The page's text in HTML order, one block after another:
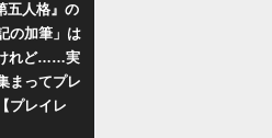
五人格』の
の加筆」は
れど……実
まってプレ
プレイレ